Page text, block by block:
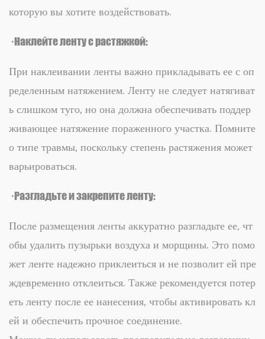
которую вы хотите воздействовать.
· Наклейте ленту с растяжкой:
При наклеивании ленты важно прикладывать ее с оп
ределенным натяжением. Ленту не следует натягиват
ь слишком туго, но она должна обеспечивать поддер
живающее натяжение пораженного участка. Помните
о типе травмы, поскольку степень растяжения может
варьироваться.
· Разгладьте и закрепите ленту:
После размещения ленты аккуратно разгладьте ее, чт
обы удалить пузырьки воздуха и морщины. Это помо
жет ленте надежно приклеиться и не позволит ей пре
ждевременно отклеиться. Также рекомендуется потер
еть ленту после ее нанесения, чтобы активировать кл
ей и обеспечить прочное соединение.